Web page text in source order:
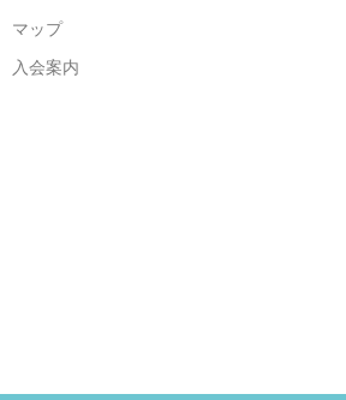
マップ
入会案内